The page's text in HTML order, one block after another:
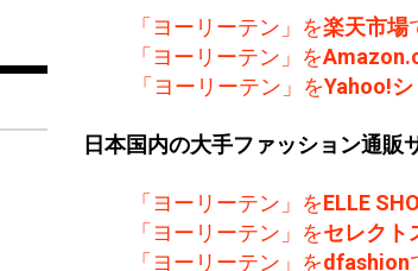
「ヨーリーテン」を楽天市場
「ヨーリーテン」を
「ヨーリーテン」をYahoo!
日本国内の大手ファッション通販
「ヨーリーテン」をELLE
「ヨーリーテン」をセレクト
「ヨーリーテン」をdfashion